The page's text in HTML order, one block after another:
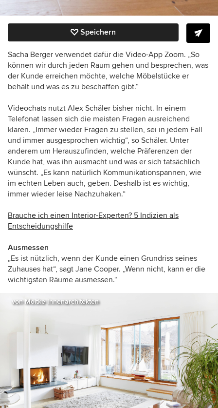
Speichern
Sacha Berger verwendet dafür die Video-App Zoom. „So
können wir durch jeden Raum gehen und besprechen, was
der Kunde erreichen möchte, welche Möbelstücke er
behält und was es zu beschaffen gibt.“
Videochats nutzt Alex Schäler bisher nicht. In einem
Telefonat lassen sich die meisten Fragen ausreichend
klären. „Immer wieder Fragen zu stellen, sei in jedem Fall
und immer ausgesprochen wichtig“, so Schäler. Unter
anderem um Herauszufinden, welche Präferenzen der
Kunde hat, was ihn ausmacht und was er sich tatsächlich
wünscht. „Es kann natürlich Kommunikationspannen, wie
im echten Leben auch, geben. Deshalb ist es wichtig,
immer wieder leise Nachzuhaken.“
Brauche ich einen Interior-Experten? 5 Indizien als
Entscheidungshilfe
Ausmessen
„Es ist nützlich, wenn der Kunde einen Grundriss seines
Zuhauses hat“, sagt Jane Cooper. „Wenn nicht, kann er die
wichtigsten Räume ausmessen.“
von Moltke Innenarchitekten